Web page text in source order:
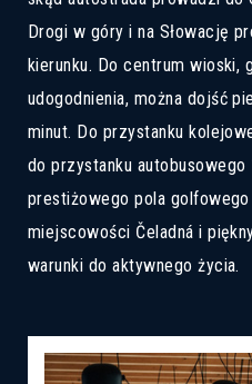
Drogi w góry i na Słowację
kierunku. Do centrum
udogodnienia, można dojść
minut. Do przystanku
do przystanku autobusowego
prestiżowego pola
miejscowości Čeladná i
warunki do aktywnego życia.